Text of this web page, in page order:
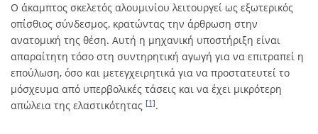
Ο άκαμπτος σκελετός αλουμινίου λειτουργεί ως εξωτερικός
οπίσθιος σύνδεσμος, κρατώντας την άρθρωση στην
ανατομική της θέση. Αυτή η μηχανική υποστήριξη είναι
απαραίτητη τόσο στη συντηρητική αγωγή για να επιτραπεί η
επούλωση, όσο και μετεγχειρητικά για να προστατευτεί το
μόσχευμα από υπερβολικές τάσεις και να έχει μικρότερη
απώλεια της ελαστικότητας [1].